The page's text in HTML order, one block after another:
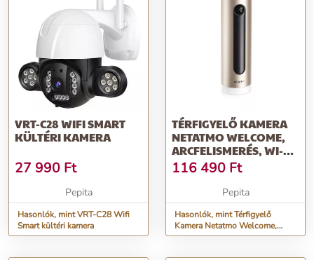
VRT-C28 WIFI SMART
KÜLTÉRI KAMERA
27 990 Ft
Pepita
Hasonlók, mint VRT-C28 Wifi
Smart kültéri kamera
TÉRFIGYELŐ KAMERA
NETATMO WELCOME,
ARCFELISMERÉS, WI-FI,
4 MP, 10...
116 490 Ft
Pepita
Hasonlók, mint Térfigyelő
Kamera Netatmo Welcome,
Arcfelismerés, Wi-Fi, 4 MP, 10...